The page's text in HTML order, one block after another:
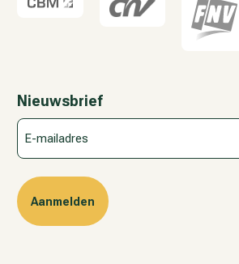
Nieuwsbrief
E-
mailadres